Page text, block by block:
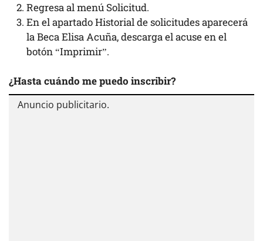
Regresa al menú Solicitud.
En el apartado Historial de solicitudes aparecerá
la Beca Elisa Acuña, descarga el acuse en el
botón “Imprimir”.
¿Hasta cuándo me puedo inscribir?